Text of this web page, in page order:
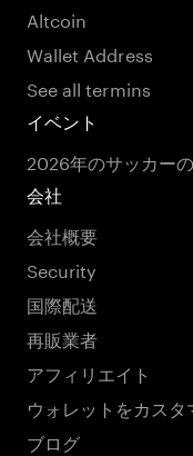
Altcoin
Wallet Address
See all termins
イベント
2026年のサッカー
会社
会社概要
Security
国際配送
再販業者
アフィリエイト
ウォレットをカス
ブログ